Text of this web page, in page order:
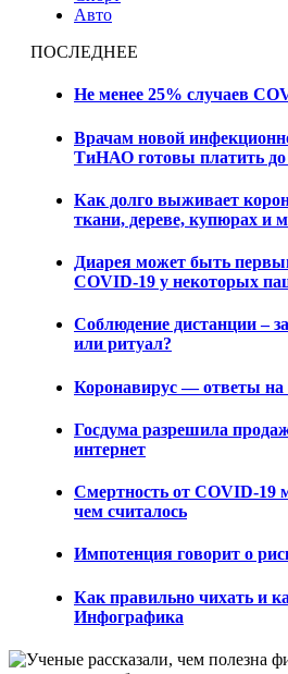
Авто
ПОСЛЕДНЕЕ
Не менее 25% случаев
Врачам новой
ТиНАО готовы платить до
Как долго выживает
ткани, дереве, купюрах и
Диарея может быть
COVID-19 у некоторых
Соблюдение дистанции –
или ритуал?
Коронавирус — ответы на
Госдума разрешила
интернет
Смертность от COVID-19
чем считалось
Импотенция говорит о
Как правильно чихать и
Инфографика